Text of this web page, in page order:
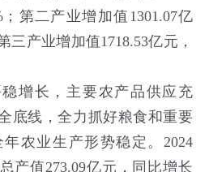
第二产业增加值1301.07亿
三产业增加值1718.53亿元，
增长，主要农产品供应充
底线，全力抓好粮食和重要
农业生产形势稳定。2024
产值273.09亿元，同比增长